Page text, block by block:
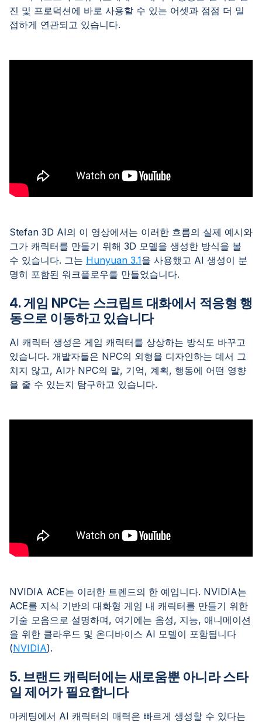
진 및 프로덕션에 바로 사용할 수 있는 어셋과 점점 더 밀
접하게 연관되고 있습니다.
Stefan 3D AI의 이 영상에서는 이러한 흐름의 실제 예시와
그가 캐릭터를 만들기 위해 3D 모델을 생성한 방식을 볼
수 있습니다. 그는 Hunyuan 3.1을 사용했고 AI 생성이 분
명히 포함된 워크플로우를 만들었습니다.
4. 게임 NPC는 스크립트 대화에서 적응형 행
동으로 이동하고 있습니다
AI 캐릭터 생성은 게임 캐릭터를 상상하는 방식도 바꾸고
있습니다. 개발자들은 NPC의 외형을 디자인하는 데서 그
치지 않고, AI가 NPC의 말, 기억, 계획, 행동에 어떤 영향
을 줄 수 있는지 탐구하고 있습니다.
NVIDIA ACE는 이러한 트렌드의 한 예입니다. NVIDIA는
ACE를 지식 기반의 대화형 게임 내 캐릭터를 만들기 위한
기술 모음으로 설명하며, 여기에는 음성, 지능, 애니메이션
을 위한 클라우드 및 온디바이스 AI 모델이 포함됩니다
(NVIDIA).
5. 브랜드 캐릭터에는 새로움뿐 아니라 스타
일 제어가 필요합니다
마케팅에서 AI 캐릭터의 매력은 빠르게 생성할 수 있다는